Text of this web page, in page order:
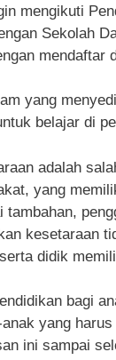
mengikuti
Sekolah
yang
belajar di
adalah
yang
kesetaraan
didik
bagi
yang
ini sampai